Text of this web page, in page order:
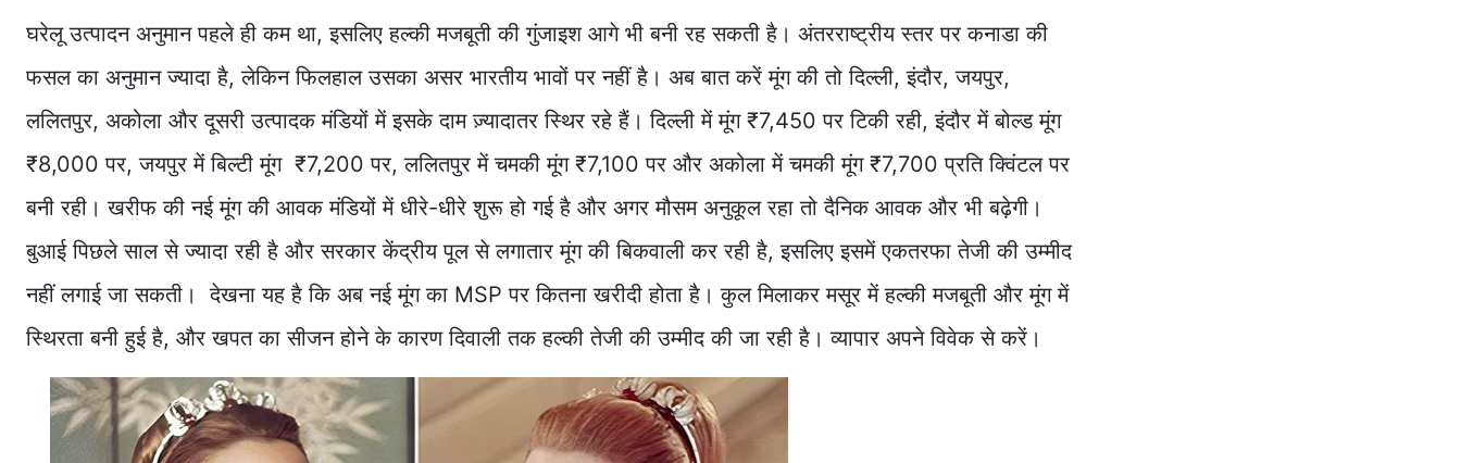
घरेलू उत्पादन अनुमान पहले ही कम था, इसलिए हल्की मजबूती की गुंजाइश आगे भी बनी रह सकती है। अंतरराष्ट्रीय स्तर पर कनाडा की
फसल का अनुमान ज्यादा है, लेकिन फिलहाल उसका असर भारतीय भावों पर नहीं है। अब बात करें मूंग की तो दिल्ली, इंदौर, जयपुर,
ललितपुर, अकोला और दूसरी उत्पादक मंडियों में इसके दाम ज़्यादातर स्थिर रहे हैं। दिल्ली में मूंग ₹7,450 पर टिकी रही, इंदौर में बोल्ड मूंग
₹8,000 पर, जयपुर में बिल्टी मूंग ₹7,200 पर, ललितपुर में चमकी मूंग ₹7,100 पर और अकोला में चमकी मूंग ₹7,700 प्रति क्विंटल पर
बनी रही। खरीफ की नई मूंग की आवक मंडियों में धीरे-धीरे शुरू हो गई है और अगर मौसम अनुकूल रहा तो दैनिक आवक और भी बढ़ेगी।
बुआई पिछले साल से ज्यादा रही है और सरकार केंद्रीय पूल से लगातार मूंग की बिकवाली कर रही है, इसलिए इसमें एकतरफा तेजी की उम्मीद
नहीं लगाई जा सकती। देखना यह है कि अब नई मूंग का MSP पर कितना खरीदी होता है। कुल मिलाकर मसूर में हल्की मजबूती और मूंग में
स्थिरता बनी हुई है, और खपत का सीजन होने के कारण दिवाली तक हल्की तेजी की उम्मीद की जा रही है। व्यापार अपने विवेक से करें।